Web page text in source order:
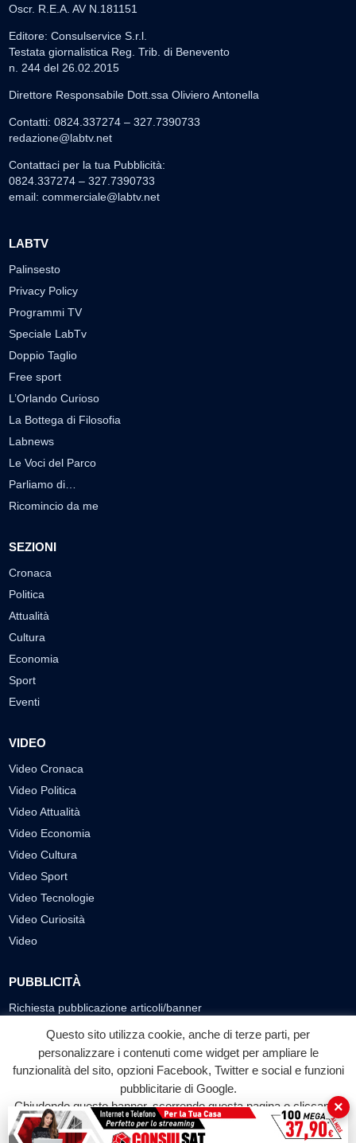
Oscr. R.E.A. AV N.181151
Editore: Consulservice S.r.l.
Testata giornalistica Reg. Trib. di Benevento
n. 244 del 26.02.2015
Direttore Responsabile Dott.ssa Oliviero Antonella
Contatti: 0824.337274 – 327.7390733
redazione@labtv.net
Contattaci per la tua Pubblicità:
0824.337274 – 327.7390733
email: commerciale@labtv.net
LABTV
Palinsesto
Privacy Policy
Programmi TV
Speciale LabTv
Doppio Taglio
Free sport
L’Orlando Curioso
La Bottega di Filosofia
Labnews
Le Voci del Parco
Parliamo di…
Ricomincio da me
SEZIONI
Cronaca
Politica
Attualità
Cultura
Economia
Sport
Eventi
VIDEO
Video Cronaca
Video Politica
Video Attualità
Video Economia
Video Cultura
Video Sport
Video Tecnologie
Video Curiosità
Video
PUBBLICITÀ
Richiesta pubblicazione articoli/banner
SEGUICI SUI SOCIAL
f
Facebook
◎ ▶
YouTube
Questo sito utilizza cookie, anche di terze parti, per
personalizzare i contenuti come widget per ampliare le
funzionalità del sito, opzioni Facebook, Twitter e social e funzioni
pubblicitarie di Google.
Chiudendo questo banner, scorrendo questa pagina o cliccando
su qualunque suo elemento acconsenti all'uso dei cookie.
×